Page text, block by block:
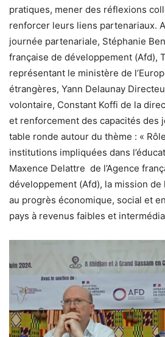
pratiques, mener des réflexions
renforcer leurs liens partenariaux.
journée partenariale, Stéphanie
française de développement (Afd),
représentant le ministère de
étrangères, Yann Delaunay
volontaire, Constant Koffi de la
et renforcement des capacités des
table ronde autour du thème : «
institutions impliquées dans
Maxence Delattre de l’Agence
développement (Afd), la mission de
au progrès économique, social et
pays à revenus faibles et